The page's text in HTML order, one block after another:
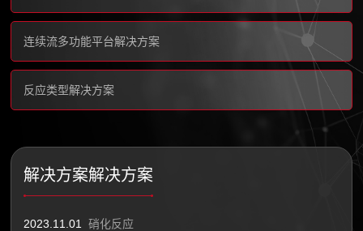
连续流多功能平台解决方案
反应类型解决方案
解决方案解决方案
2023.11.01 硝化反应